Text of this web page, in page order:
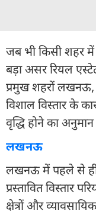
जब भी किसी शहर में
बड़ा असर रियल
प्रमुख शहरों
विशाल विस्तार के
वृद्धि होने का
लखनऊ
लखनऊ में पहले से ही
प्रस्तावित विस्तार
क्षेत्रों और